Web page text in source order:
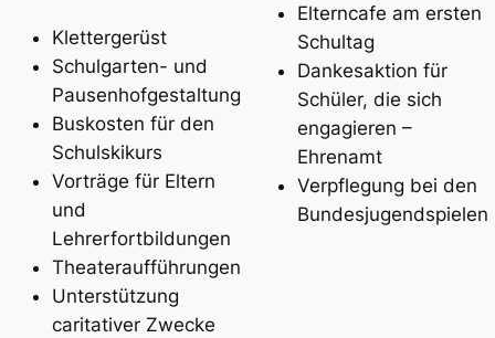
Klettergerüst
Schulgarten- und
Pausenhofgestaltung
Buskosten für den
Schulskikurs
Vorträge für Eltern
und
Lehrerfortbildungen
Theateraufführungen
Unterstützung
caritativer Zwecke
Elterncafe am ersten
Schultag
Dankesaktion für
Schüler, die sich
engagieren –
Ehrenamt
Verpflegung bei den
Bundesjugendspielen